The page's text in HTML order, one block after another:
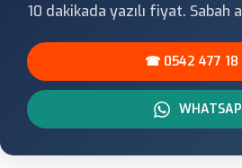
10 dakikada yazılı fiyat. Sabah
☎ 0542 477 18